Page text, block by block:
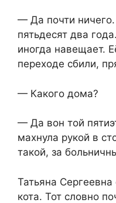
— Да почти
пятьдесят два
иногда навещает.
переходе сбили,
— Какого дома?
— Да вон той
махнула рукой в
такой, за
Татьяна
кота. Тот словно